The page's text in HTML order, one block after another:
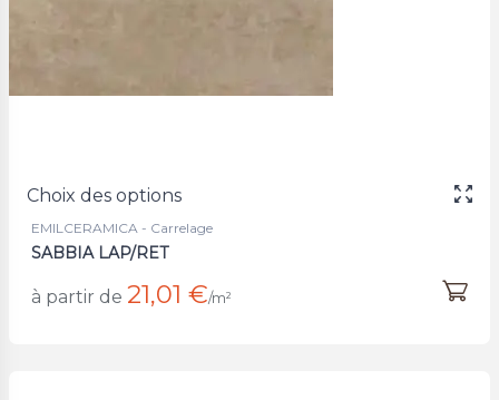
Choix des options
EMILCERAMICA - Carrelage
SABBIA LAP/RET
à partir de 21,01 €/m²